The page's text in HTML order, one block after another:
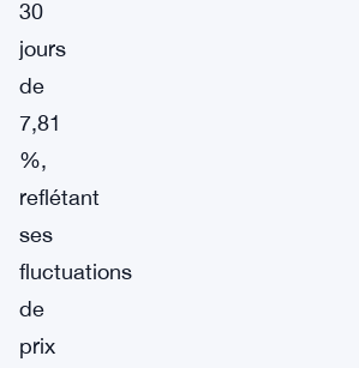
30
jours
de
7,81
%,
reflétant
ses
fluctuations
de
prix